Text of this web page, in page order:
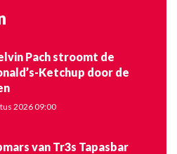
Pach stroomt de
Ketchup door de
2026 09:00
van Tr3s Tapasbar